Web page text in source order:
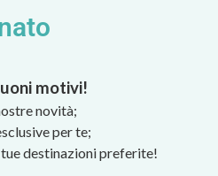
motivi!
novità;
per te;
destinazioni preferite!